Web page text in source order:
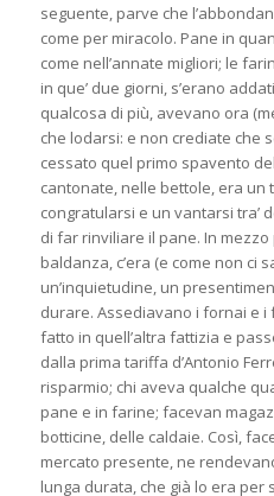
seguente, parve che
come per miracolo. Pane in
come nell’annate migliori; le
in que’ due giorni, s’erano
qualcosa di più, avevano ora
che lodarsi: e non crediate che
cessato quel primo spavento
cantonate, nelle bettole, era un
congratularsi e un vantarsi tra’
di far rinviliare il pane. In
baldanza, c’era (e come non ci
un’inquietudine, un
durare. Assediavano i fornai e i
fatto in quell’altra fattizia e
dalla prima tariffa d’Antonio
risparmio; chi aveva qualche
pane e in farine; facevan
botticine, delle caldaie. Così,
mercato presente, ne
lunga durata, che già lo era per